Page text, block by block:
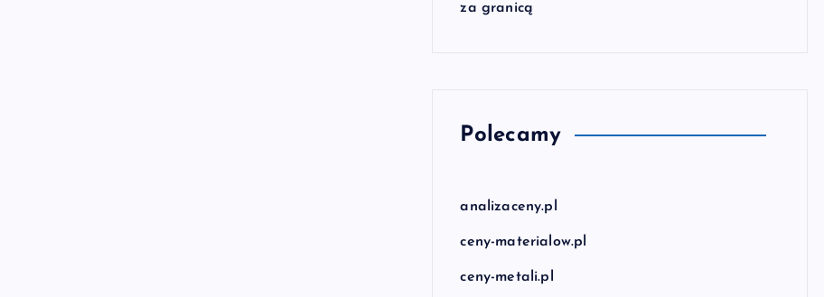
za granicą
Polecamy
analizaceny.pl
ceny-materialow.pl
ceny-metali.pl